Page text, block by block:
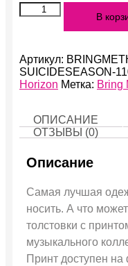
Количество
Suicide
В
Артикул:
SUICIDESEASON-
Horizon Метка: Bring
ОПИСАНИЕ
ОТЗЫВЫ (0)
Описание
Самая лучшая
носить. А что
толстовки с
музыкального
Принт доступен на